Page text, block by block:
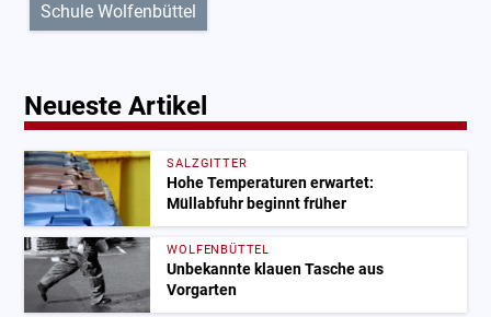
Schule Wolfenbüttel
Neueste Artikel
SALZGITTER
Hohe Temperaturen erwartet:
Müllabfuhr beginnt früher
WOLFENBÜTTEL
Unbekannte klauen Tasche aus
Vorgarten